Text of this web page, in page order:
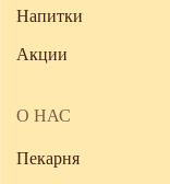
Напитки
Акции
О НАС
Пекарня